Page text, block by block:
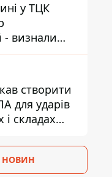
у ТЦК
- визнали
ж
створити
для ударів
складах
НОВИН